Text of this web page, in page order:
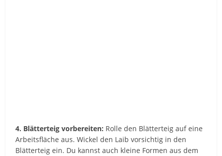
4. Blätterteig vorbereiten: Rolle den Blätterteig auf eine
Arbeitsfläche aus. Wickel den Laib vorsichtig in den
Blätterteig ein. Du kannst auch kleine Formen aus dem